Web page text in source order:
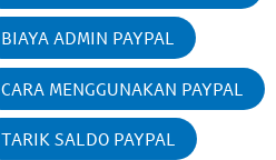
BIAYA ADMIN PAYPAL
CARA MENGGUNAKAN PAYPAL
TARIK SALDO PAYPAL